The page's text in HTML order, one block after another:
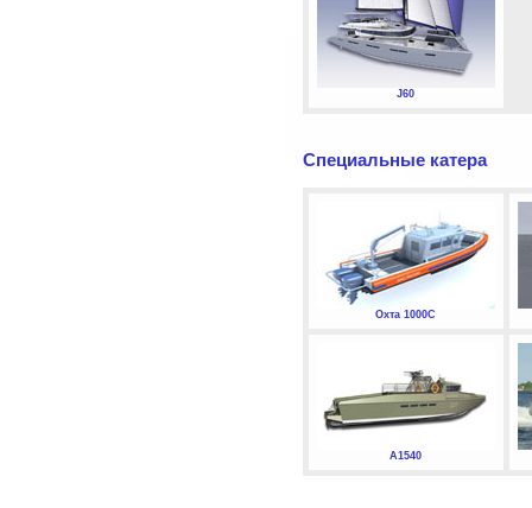
J60
Специальные катера
Охта 1000С
А1540